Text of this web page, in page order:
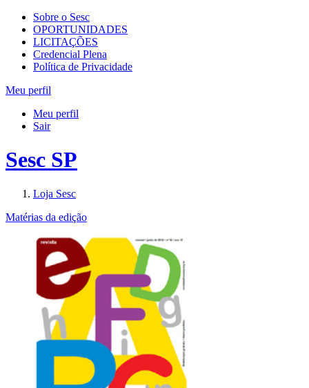
Sobre o Sesc
OPORTUNIDADES
LICITAÇÕES
Credencial Plena
Política de Privacidade
Meu perfil
Meu perfil
Sair
Sesc SP
Loja Sesc
Matérias da edição